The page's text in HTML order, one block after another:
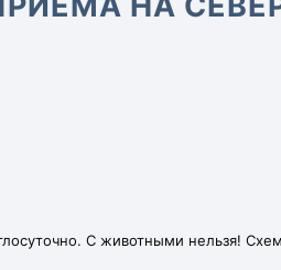
С животными нельзя!